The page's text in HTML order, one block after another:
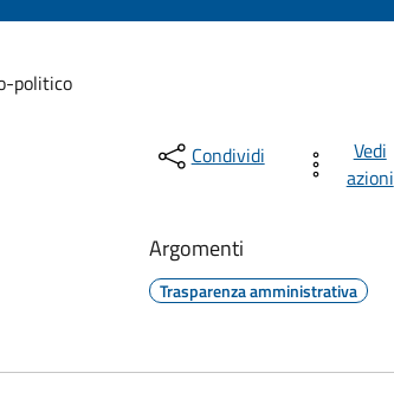
politico
Condividi
Vedi
azioni
Argomenti
Trasparenza amministrativa